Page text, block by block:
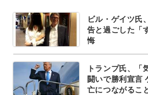
ビル・ゲイツ氏
告と過ごした「
悔
トランプ氏、「
闘いで勝利宣言
亡につながるこ